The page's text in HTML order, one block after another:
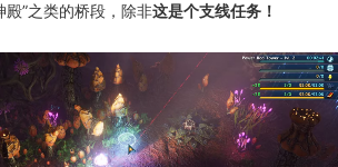
殿”之类的桥段，除非这是个支线任务！